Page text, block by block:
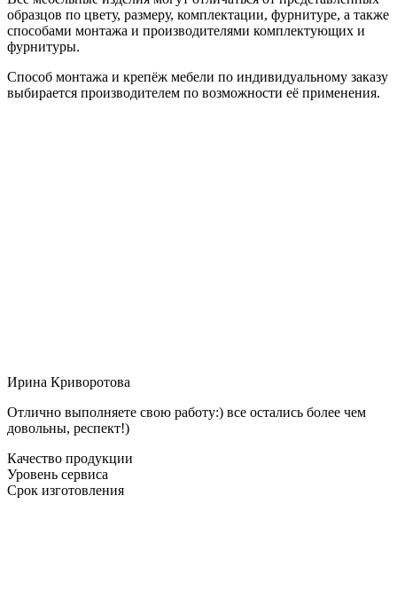
образцов по цвету, размеру, комплектации, фурнитуре, а также
способами монтажа и производителями комплектующих и
фурнитуры.
Способ монтажа и крепёж мебели по индивидуальному заказу
выбирается производителем по возможности её применения.
Ирина Криворотова
Отлично выполняете свою работу:) все остались более чем
довольны, респект!)
Качество продукции
Уровень сервиса
Срок изготовления